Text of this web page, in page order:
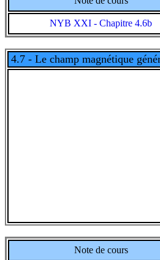
NYB XXI - Chapitre 4.6b
4.7 - Le champ magnétique
Note de cours